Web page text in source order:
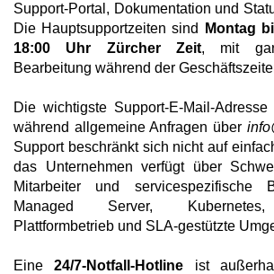
Support-Portal, Dokumentation und
Die Hauptsupportzeiten sind
Montag
18:00 Uhr Zürcher Zeit, mit
Bearbeitung während der
Die wichtigste Support-E-Mail-Adresse
während allgemeine Anfragen über
Support beschränkt sich nicht auf
das Unternehmen verfügt über
Mitarbeiter und servicespezifische
Managed Server, Kubernetes,
Plattformbetrieb und SLA-gestützte
Eine24/7-Notfall-Hotline ist